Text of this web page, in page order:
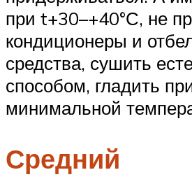
при t+30–+40°С, не
кондиционеры и
средства, сушить
способом, гладить
минимальной
Средний